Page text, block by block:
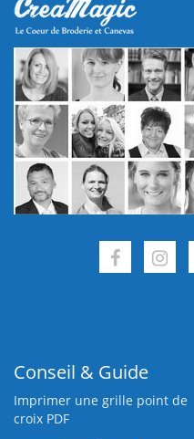
Conseil & Guide
Imprimer une grille point de
croix PDF